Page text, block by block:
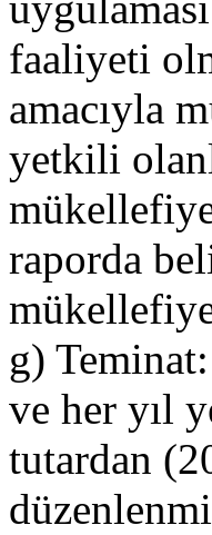
faaliyeti
amacıyla
yetkili
raporda
g)
ve her yıl
tutardan